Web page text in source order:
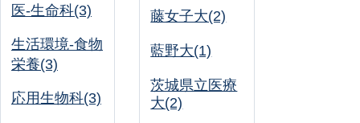
医-生命科(3)
生活環境-食物
栄養(3)
応用生物科(3)
藤女子大(2)
藍野大(1)
茨城県立医療
大(2)